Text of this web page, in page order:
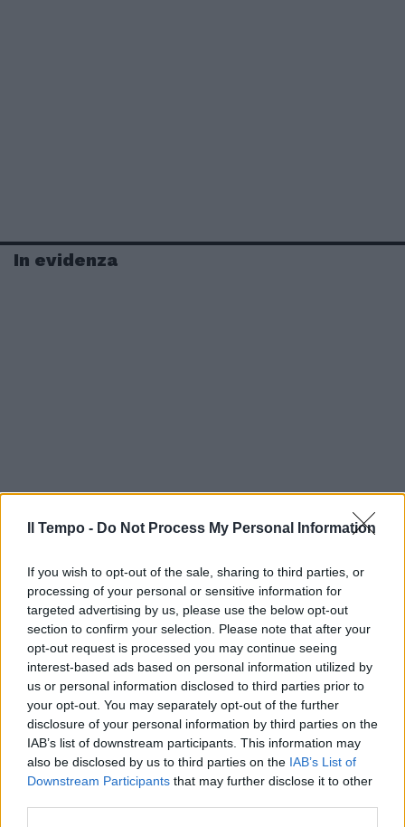
Il Tempo - Do Not Process My Personal Information
If you wish to opt-out of the sale, sharing to third parties, or
processing of your personal or sensitive information for
targeted advertising by us, please use the below opt-out
section to confirm your selection. Please note that after your
opt-out request is processed you may continue seeing
interest-based ads based on personal information utilized by
us or personal information disclosed to third parties prior to
your opt-out. You may separately opt-out of the further
disclosure of your personal information by third parties on the
IAB’s list of downstream participants. This information may
also be disclosed by us to third parties on the IAB’s List of
Downstream Participants that may further disclose it to other
In evidenza